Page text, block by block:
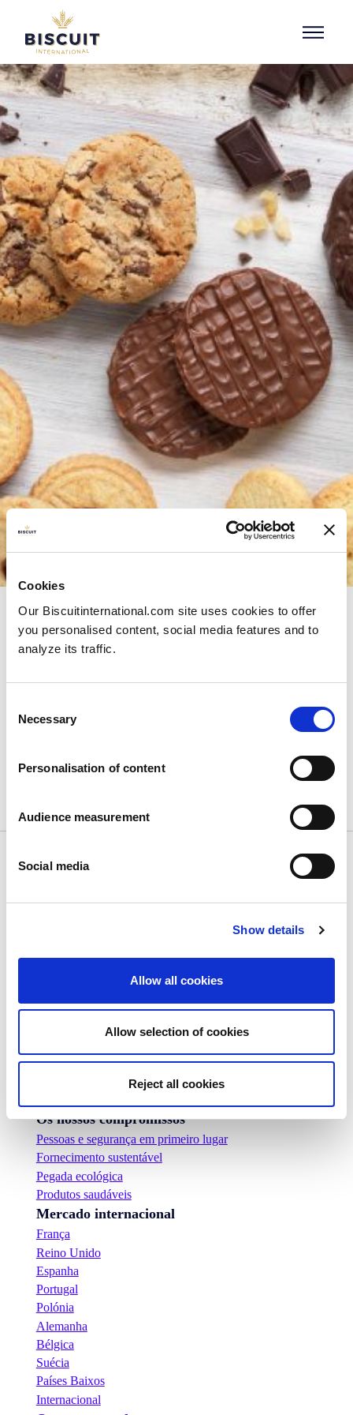
Cookies
Our Biscuitinternational.com site uses cookies to offer
you personalised content, social media features and to
analyze its traffic.
Selection
Necessary
Personalisation of content
Audience measurement
Social media
Show details
Allow all cookies
Allow selection of cookies
Reject all cookies
Aller au contenu
Os nossos produtos
Campeões europeus
As nossas instalações e pegada logística
A nossa equipa
Notìcias
Comunicados de Imprensa
Os nossos compromissos
Pessoas e segurança em primeiro lugar
Fornecimento sustentável
Pegada ecológica
Produtos saudáveis
Mercado internacional
França
Reino Unido
Espanha
Portugal
Polónia
Alemanha
Bélgica
Suécia
Países Baixos
Internacional